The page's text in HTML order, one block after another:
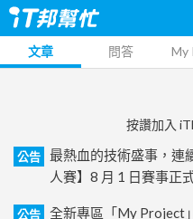
文章 問答 My
按讚加入
公告
最熱血的技術盛事，連
人賽】8 月 1 日賽事正
公告
全新專區「My Project